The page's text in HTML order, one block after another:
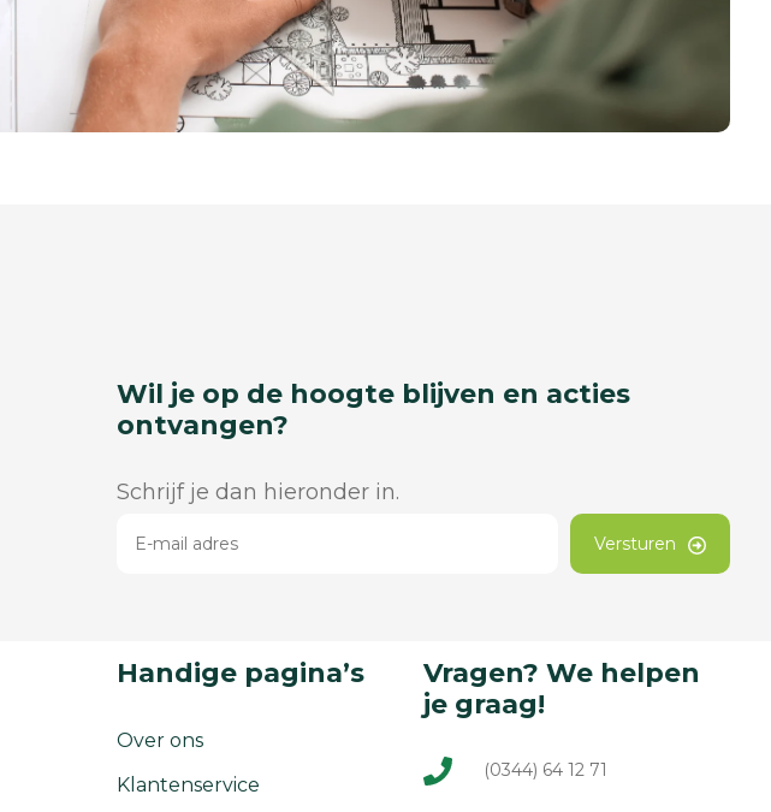
Wil je op de hoogte blijven en acties
ontvangen?
Schrijf je dan hieronder in.
Versturen
Handige pagina’s
Over ons
Klantenservice
Vragen? We helpen
je graag!
(0344) 64 12 71